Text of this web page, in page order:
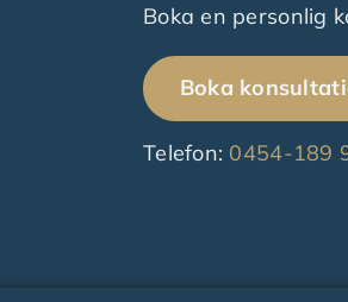
Boka en personlig
Boka
Telefon: 0454-189